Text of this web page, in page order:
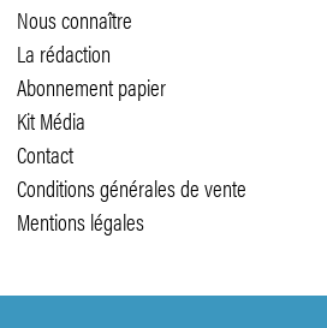
Nous connaître
La rédaction
Abonnement papier
Kit Média
Contact
Conditions générales de vente
Mentions légales